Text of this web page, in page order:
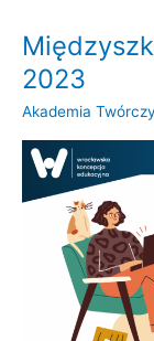
2023
Akademia
Międzyszkolny
Konkurs
na
Esej
2023